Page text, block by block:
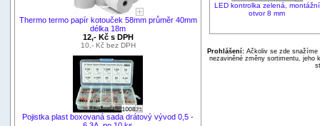
Thermo termo papír kotouček 58mm průměr 40mm
délka 18m
12,- Kč s DPH
10,- Kč bez DPH
Pojistka plast boxovaná sada drátový vývod 0,5 -
LED kontrolka zelená, montážní
otvor 8 mm
Prohlášení:Ačkoliv se zde snažíme
nezaviněné změny sortimentu, jeho